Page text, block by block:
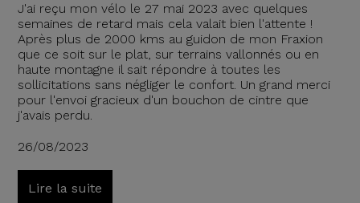
J'ai reçu mon vélo le 27 mai 2023 avec quelques
semaines de retard mais cela valait bien l'attente !
Après plus de 2000 kms au guidon de mon Fraxion
que ce soit sur le plat, sur terrains vallonnés ou en
haute montagne il sait répondre à toutes les
sollicitations sans négliger le confort. Un grand merci
pour l'envoi gracieux d'un bouchon de cintre que
j'avais perdu.
26/08/2023
Lire la suite